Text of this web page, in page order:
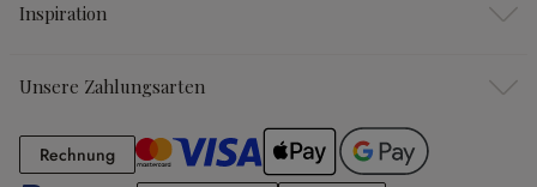
Inspiration
Unsere Zahlungsarten
RechnungRechnung